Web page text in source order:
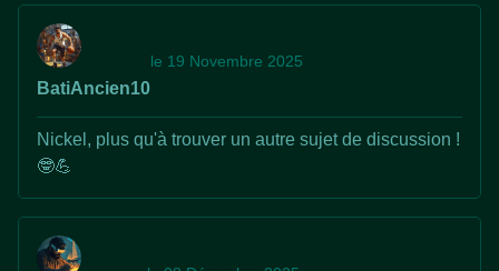
BatiAncien10
le 19 Novembre 2025
Nickel, plus qu'à trouver un autre sujet de discussion !
🤓💪